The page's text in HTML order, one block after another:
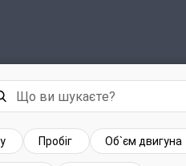
Пробіг Об`єм двигуна